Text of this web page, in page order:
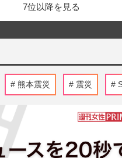
7位以降を見る
熊本震災 震災